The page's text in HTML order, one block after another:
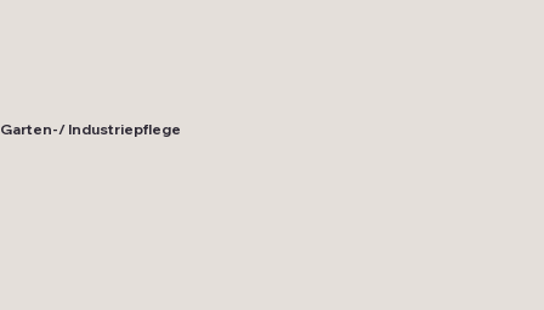
Garten-/ Industriepflege